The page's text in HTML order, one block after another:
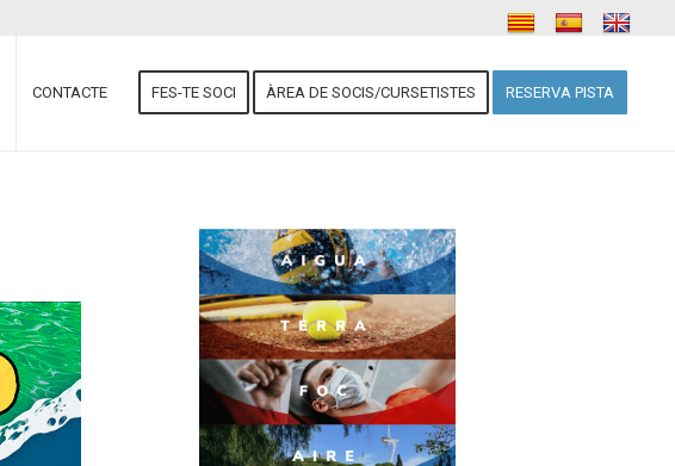
CONTACTE FES-TE SOCI ÀREA DE SOCIS/CURSETISTES RESERVA PISTA